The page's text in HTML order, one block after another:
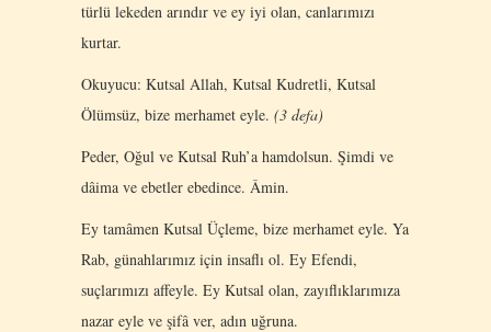
türlü lekeden arındır ve ey iyi olan, canlarımızı
kurtar.
Okuyucu: Kutsal Allah, Kutsal Kudretli, Kutsal
Ölümsüz, bize merhamet eyle. (3 defa)
Peder, Oğul ve Kutsal Ruh’a hamdolsun. Şimdi ve
dâima ve ebetler ebedince. Âmin.
Ey tamâmen Kutsal Üçleme, bize merhamet eyle. Ya
Rab, günahlarımız için insaflı ol. Ey Efendi,
suçlarımızı affeyle. Ey Kutsal olan, zayıflıklarımıza
nazar eyle ve şifâ ver, adın uğruna.